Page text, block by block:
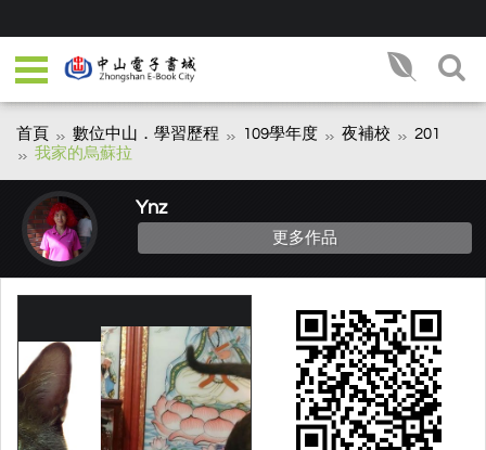
首頁 數位中山．學習歷程 109學年度 夜補校
201
我家的烏蘇拉
Ynz
更多作品